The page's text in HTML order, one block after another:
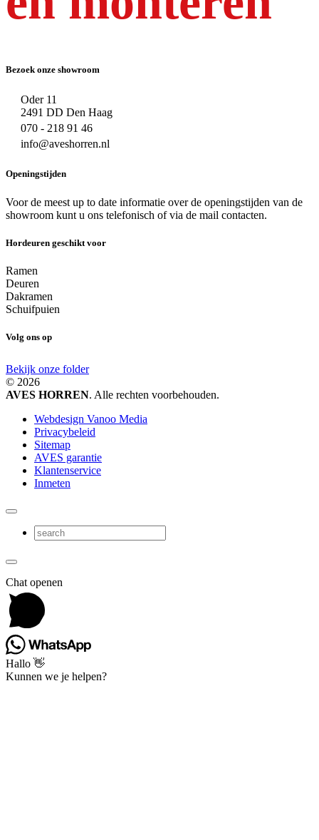
Bezoek onze showroom
Oder 11
2491 DD Den Haag
070 - 218 91 46
info@aveshorren.nl
Openingstijden
Voor de meest up to date informatie over de openingstijden van de
showroom kunt u ons telefonisch of via de mail contacten.
Hordeuren geschikt voor
Ramen
Deuren
Dakramen
Schuifpuien
Volg ons op
Bekijk onze folder
© 2026
AVES HORREN. Alle rechten voorbehouden.
Webdesign Vanoo Media
Privacybeleid
Sitemap
AVES garantie
Klantenservice
Inmeten
Chat openen
Hallo 👋
Kunnen we je helpen?